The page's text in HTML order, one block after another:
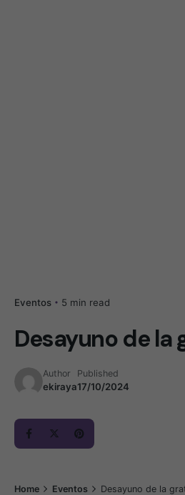
Eventos 5 min read
Desayuno de la
Author
ekiraya
Published
17/10/2024
Home Eventos Desayuno de la